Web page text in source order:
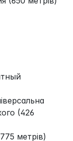
(426
метрів)